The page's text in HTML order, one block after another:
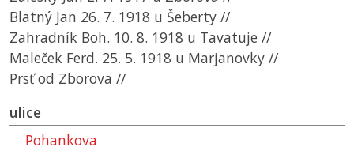
Blatný Jan 26. 7. 1918 u Šeberty //
Zahradník Boh. 10. 8. 1918 u Tavatuje //
Maleček Ferd. 25. 5. 1918 u Marjanovky //
Prsť od Zborova //
ulice
Pohankova